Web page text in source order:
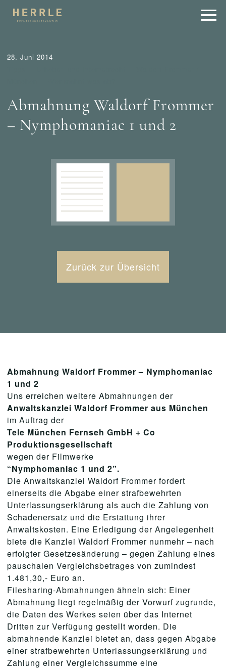
28. Juni 2014
Abmahnung Waldorf Frommer
– Nymphomaniac 1 und 2
Zurück zur Übersicht
Abmahnung Waldorf Frommer – Nymphomaniac
1 und 2
Uns erreichen weitere Abmahnungen der
Anwaltskanzlei Waldorf Frommer aus München
im Auftrag der
Tele München Fernseh GmbH + Co
Produktionsgesellschaft
wegen der Filmwerke
“Nymphomaniac 1 und 2”.
Die Anwaltskanzlei Waldorf Frommer fordert
einerseits die Abgabe einer strafbewehrten
Unterlassungserklärung als auch die Zahlung von
Schadenersatz und die Erstattung ihrer
Anwaltskosten. Eine Erledigung der Angelegenheit
biete die Kanzlei Waldorf Frommer nunmehr – nach
erfolgter Gesetzesänderung – gegen Zahlung eines
pauschalen Vergleichsbetrages von zumindest
1.481,30,- Euro an.
Filesharing-Abmahnungen ähneln sich: Einer
Abmahnung liegt regelmäßig der Vorwurf zugrunde,
die Daten des Werkes seien über das Internet
Dritten zur Verfügung gestellt worden. Die
abmahnende Kanzlei bietet an, dass gegen Abgabe
einer strafbewehrten Unterlassungserklärung und
Zahlung einer Vergleichssumme eine